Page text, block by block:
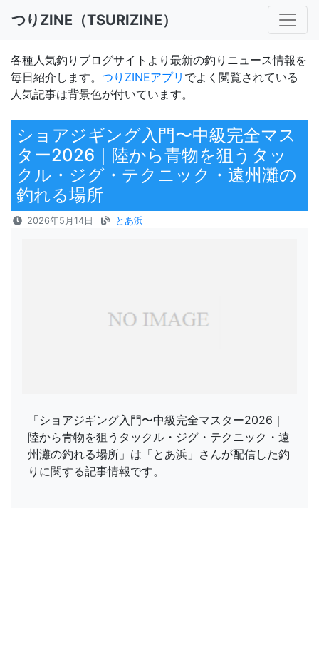
つりZINE（TSURIZINE）
各種人気釣りブログサイトより最新の釣りニュース情報を
毎日紹介します。 つりZINEアプリ でよく閲覧されている
人気記事は背景色が付いています。
ショアジギング入門〜中級完全マス
ター2026｜陸から青物を狙うタッ
クル・ジグ・テクニック・遠州灘の
釣れる場所
2026年5月14日 とあ浜
「ショアジギング入門〜中級完全マスター2026｜
陸から青物を狙うタックル・ジグ・テクニック・遠
州灘の釣れる場所」は「とあ浜」さんが配信した釣
りに関する記事情報です。